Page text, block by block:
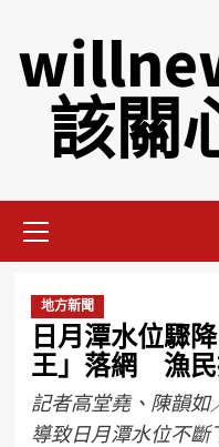
該關
地方新聞
日月潭水位驟
王」落網 漁民
記者高堂堯、陳韻如
導致日月潭水位不斷